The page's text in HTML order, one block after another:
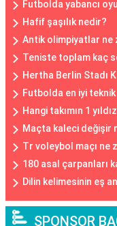
Futbolda yabancı
Hafif şaşılık nedir?
Antik olimpiyatlar ne
Teniste toplam kaç
Hertha Berlin Stadı
Futbolda en iyi
Hangi takımın 1
Maçta kaleci değişir
Tr voleybol maçı ne
180 asal çarpanları
Dilin kelimesinin eş
SPONSOR